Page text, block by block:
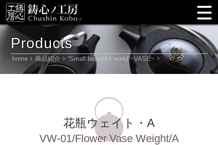
Products
home 商品紹介 “Small beautiful world”~VASE~
花瓶ウェイト・A
VW-01/Flower Vase Weight/A